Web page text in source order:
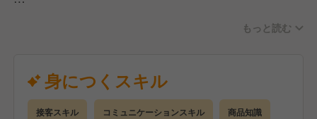
■ スタッフのスキルアップ・教育
■採用活動（募集掲出、受付、面接など）
■SC事務所・近隣店舗との連携
もっと読む
身につくスキル
接客スキル コミュニケーションスキル 商品知識